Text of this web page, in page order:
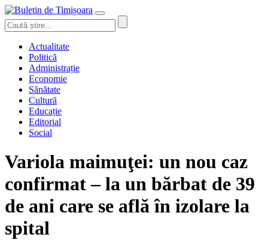
Actualitate
Politică
Administrație
Economie
Sănătate
Cultură
Educație
Editorial
Social
Variola maimuţei: un nou caz
confirmat – la un bărbat de 39
de ani care se află în izolare la
spital